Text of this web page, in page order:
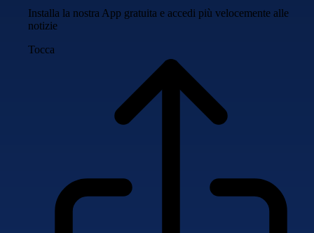
Installa la nostra App gratuita e accedi più velocemente alle
notizie
Tocca